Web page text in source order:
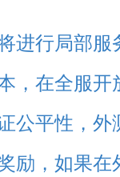
行局部服
在全服开
公平性，
励，如果